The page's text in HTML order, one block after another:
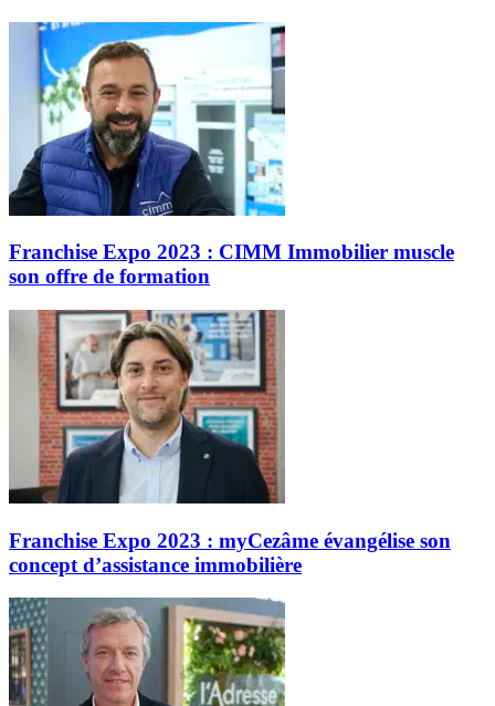
Franchise Expo 2023 : CIMM Immobilier muscle
son offre de formation
Franchise Expo 2023 : myCezâme évangélise son
concept d’assistance immobilière